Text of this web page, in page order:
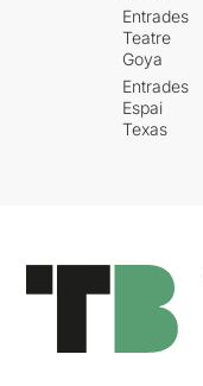
Entrades
Teatre
Goya
Entrades
Espai
Texas